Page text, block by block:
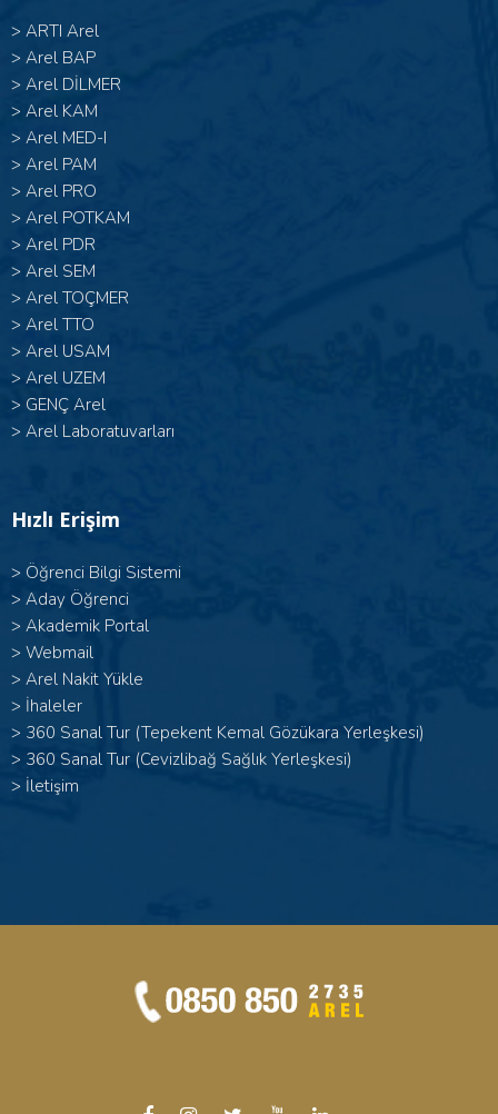
> ARTI Arel
> Arel BAP
> Arel DİLMER
> Arel KAM
> Arel MED-I
> Arel PAM
> Arel PRO
> Arel POTKAM
> Arel PDR
> Arel SEM
> Arel TOÇMER
> Arel TTO
> Arel USAM
> Arel UZEM
> GENÇ Arel
> Arel Laboratuvarları
Hızlı Erişim
> Öğrenci Bilgi Sistemi
> Aday Öğrenci
> Akademik Portal
> Webmail
> Arel Nakit Yükle
> İhaleler
> 360 Sanal Tur (Tepekent Kemal Gözükara Yerleşkesi)
> 360 Sanal Tur (Cevizlibağ Sağlık Yerleşkesi)
> İletişim